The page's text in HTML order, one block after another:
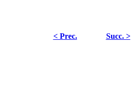
< Prec. Succ. >